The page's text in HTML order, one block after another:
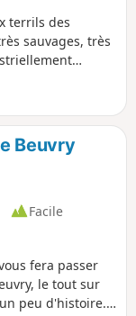
terrils des
sauvages, très
Beuvry
Facile
fera passer
le tout sur
peu d'histoire.